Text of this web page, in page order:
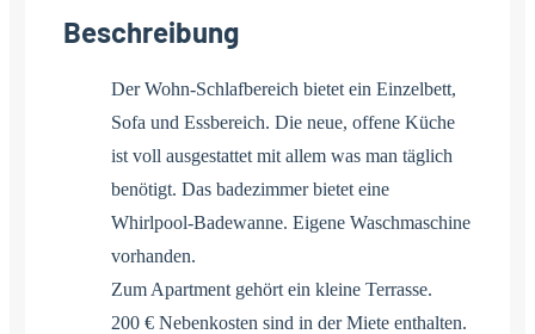
Beschreibung
Der Wohn-Schlafbereich bietet ein Einzelbett,
Sofa und Essbereich. Die neue, offene Küche
ist voll ausgestattet mit allem was man täglich
benötigt. Das badezimmer bietet eine
Whirlpool-Badewanne. Eigene Waschmaschine
vorhanden.
Zum Apartment gehört ein kleine Terrasse.
200 € Nebenkosten sind in der Miete enthalten.